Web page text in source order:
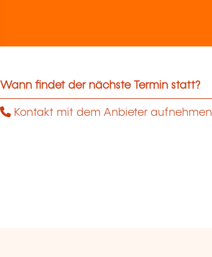
Wann findet der nächste Termin statt?
Kontakt mit dem Anbieter aufnehmen